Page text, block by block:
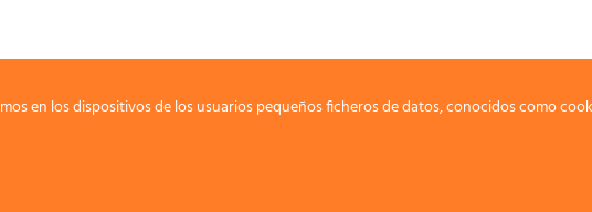
en los dispositivos de los usuarios pequeños ficheros de datos, conocidos como